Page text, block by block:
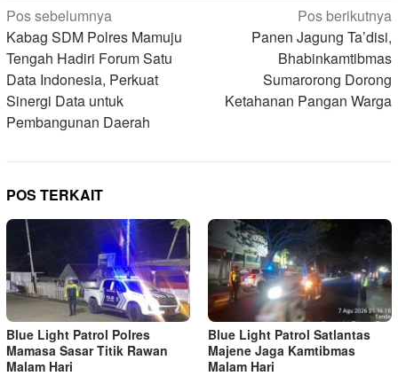
Navigasi
pos
Pos sebelumnya
Kabag SDM Polres Mamuju
Tengah Hadiri Forum Satu
Data Indonesia, Perkuat
Sinergi Data untuk
Pembangunan Daerah
Pos berikutnya
Panen Jagung Ta’disi,
Bhabinkamtibmas
Sumarorong Dorong
Ketahanan Pangan Warga
POS TERKAIT
Blue Light Patrol Polres
Mamasa Sasar Titik Rawan
Malam Hari
Blue Light Patrol Satlantas
Majene Jaga Kamtibmas
Malam Hari